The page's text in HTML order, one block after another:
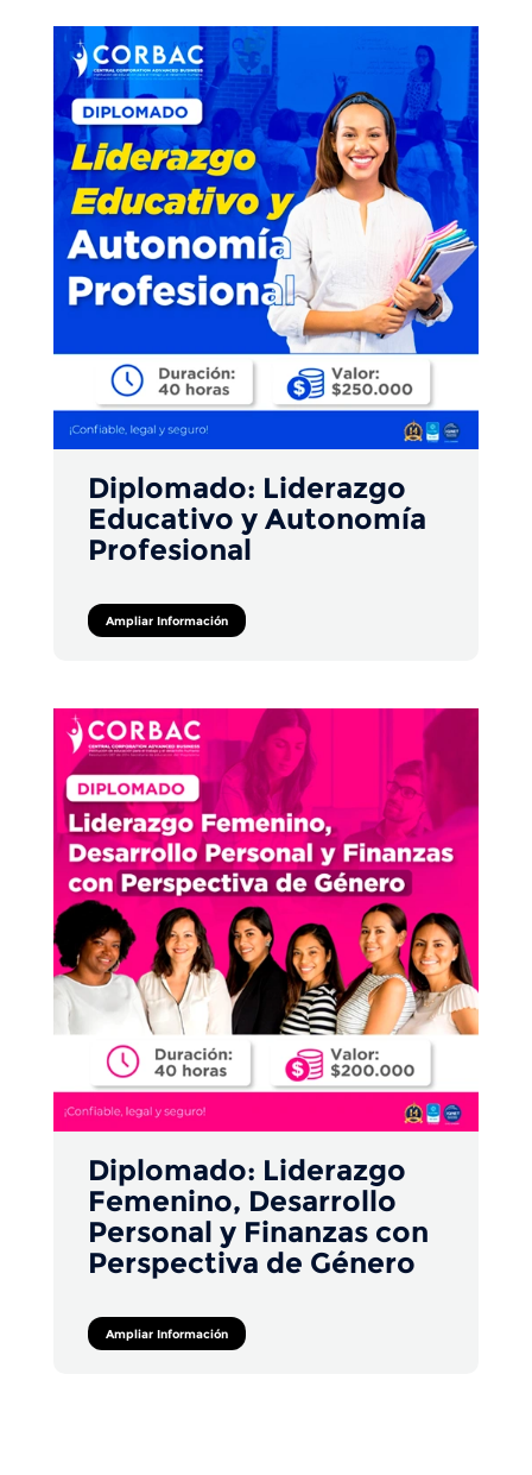
Diplomado: Liderazgo
Educativo y Autonomía
Profesional
Ampliar Información
Diplomado: Liderazgo
Femenino, Desarrollo
Personal y Finanzas con
Perspectiva de Género
Ampliar Información